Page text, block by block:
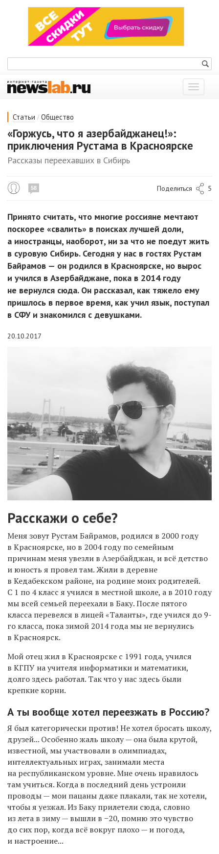
Показать
меню
Статьи / Общество
«Горжусь, что я азербайджанец!»:
приключения Рустама в Красноярске
Рассказы переехавших в Сибирь
58 Поделиться 5
Принято считать, что многие россияне мечтают
поскорее «свалить» в поисках лучшей доли,
а иностранцы, наоборот, ни за что не поедут жить
в суровую Сибирь. Сегодня у нас в гостях Рустам
Байрамов — он родился в Красноярске, но вырос
и учился в Азербайджане, пока в 2014 году
не вернулся сюда. Он рассказал, как тяжело ему
пришлось в первое время, как учил язык, поступал
в СФУ и знакомился с девушками.
20.10.2017
Расскажи о себе?
Меня зовут Рустам Байрамов, родился в 2000 году
в Красноярске, но в 2004 году по семейным
причинам меня увезли в Азербайджан, и всё детство
и юность я провел там. Жили в деревне
в Кедабекском районе, на родине моих родителей.
С 1 по 4 класс я учился в местной школе, а в 2010 году
мы всей семьей переехали в Баку. После пятого
класса перевелся в лицей «Таланты», где учился до 9-
го класса, пока зимой 2014 года мы не вернулись
в Красноярск.
Мой отец жил в Красноярске с 1991 года, учился
в КГПУ на учителя информатики и математики,
долго здесь работал. Так что у нас здесь были
крепкие корни.
А ты вообще хотел переезжать в Россию?
Я был категорически против! Не хотел бросать школу,
друзей... Особенно жаль школу — она была крутой,
известной, мы участвовали в олимпиадах,
интеллектуальных играх, занимали места
на республиканском уровне. Мне очень нравилось
там учиться. Когда в последний день устроили
проводы — мои пацаны даже плакали, так не хотели,
чтобы я уезжал. Из Баку прилетели сюда, словно
из лета в зиму — вышли в −20, помню это чувство
до сих пор, когда всё вокруг плохо — и погода,
и настроение...